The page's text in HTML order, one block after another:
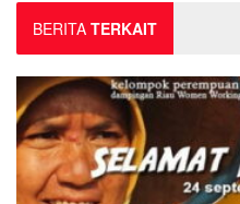
BERITA TERKAIT